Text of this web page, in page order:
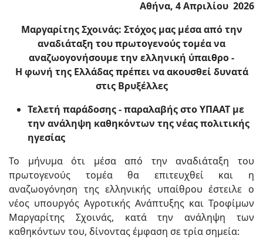
Αθήνα, 4 Απριλίου 2026
Μαργαρίτης Σχοινάς: Στόχος μας μέσα από την
αναδιάταξη του πρωτογενούς τομέα να
αναζωογονήσουμε την ελληνική ύπαιθρο -
Η φωνή της Ελλάδας πρέπει να ακουσθεί δυνατά
στις Βρυξέλλες
Τελετή παράδοσης - παραλαβής στο ΥΠΑΑΤ με
την ανάληψη καθηκόντων της νέας πολιτικής
ηγεσίας
Το μήνυμα ότι μέσα από την αναδιάταξη του
πρωτογενούς τομέα θα επιτευχθεί και η
αναζωογόνηση της ελληνικής υπαίθρου έστειλε ο
νέος υπουργός Αγροτικής Ανάπτυξης και Τροφίμων
Μαργαρίτης Σχοινάς, κατά την ανάληψη των
καθηκόντων του, δίνοντας έμφαση σε τρία σημεία: